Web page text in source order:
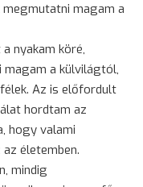
magam a
nyakam köré,
magam a külvilágtól,
Az is előfordult
hordtam az
hogy valami
életemben.
mindig